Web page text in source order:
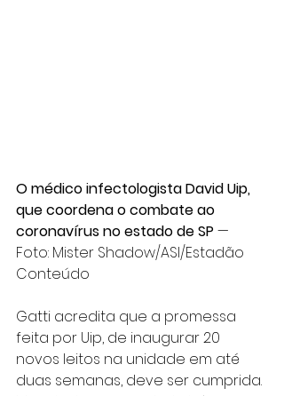
O médico infectologista David Uip,
que coordena o combate ao
coronavírus no estado de SP —
Foto: Mister Shadow/ASI/Estadão
Conteúdo
Gatti acredita que a promessa
feita por Uip, de inaugurar 20
novos leitos na unidade em até
duas semanas, deve ser cumprida.